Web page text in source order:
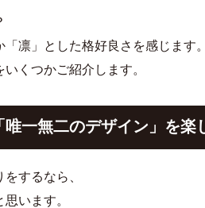
凛」とした格好良さを感じます。
くつかご紹介します。
一無二のデザイン」を楽
するなら、
います。